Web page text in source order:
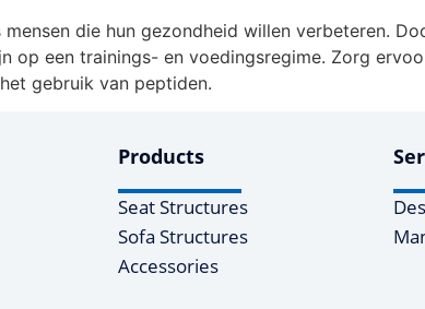
die hun gezondheid willen verbeteren.
op een trainings- en voedingsregime. Zorg
gebruik van peptiden.
Products
Seat Structures
Sofa Structures
Accessories